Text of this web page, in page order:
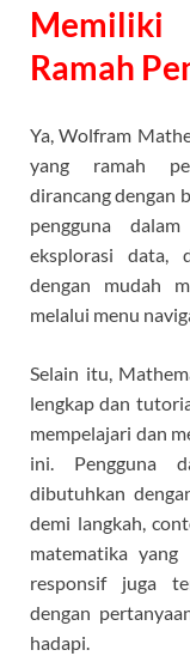
Ramah
Ya, Wolfram
yang ramah
dirancang dengan
pengguna
eksplorasi data,
dengan mudah
melalui menu
Selain itu,
lengkap dan
mempelajari dan
ini. Pengguna
dibutuhkan
demi langkah,
matematika yang
responsif juga
dengan
hadapi.